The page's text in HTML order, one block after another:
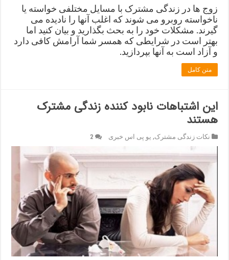
زوج ها در زندگی مشترک با مسایل مختلفی خواسته یا
ناخواسته روبرو می شوند که اغلب آنها را نادیده می
گیرند. مشکلات خود را به بحث بگذارید و بیان کنید اما
بهتر است در شرایطی که همسر شما آرامش کافی دارد
و آزاد است به آنها بپردازید.
متن کامل
این اشتباهات نابود کننده زندگی مشترک
هستند
نکات زندگی مشترک, یو پی اس خبری 2